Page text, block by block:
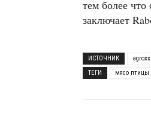
тем более
заключает
ИСТОЧНИК
ТЕГИ
мясо птицы